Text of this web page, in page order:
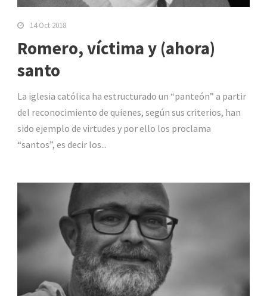
14 Oct 2018
Romero, víctima y (ahora)
santo
La iglesia católica ha estructurado un “panteón” a partir
del reconocimiento de quienes, según sus criterios, han
sido ejemplo de virtudes y por ello los proclama
“santos”, es decir los...